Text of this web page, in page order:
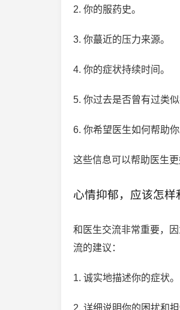
2. 你的服药史。
3. 你蕞近的压力来源。
4. 你的症状持续时间。
5. 你过去是否曾有过类似
6. 你希望医生如何帮助你
这些信息可以帮助医生
心情抑郁，应该怎样
和医生交流非常重要，
流的建议：
1. 诚实地描述你的症状。
2. 详细说明你的困扰和担